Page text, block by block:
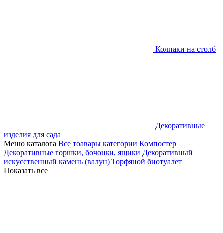
Колпаки на столб
Декоративные
изделия для сада
Меню каталога Все тоавары категории Компостер
Декоративные горшки, бочонки, ящики Декоративный
искусственный камень (валун) Торфяной биотуалет
Показать все